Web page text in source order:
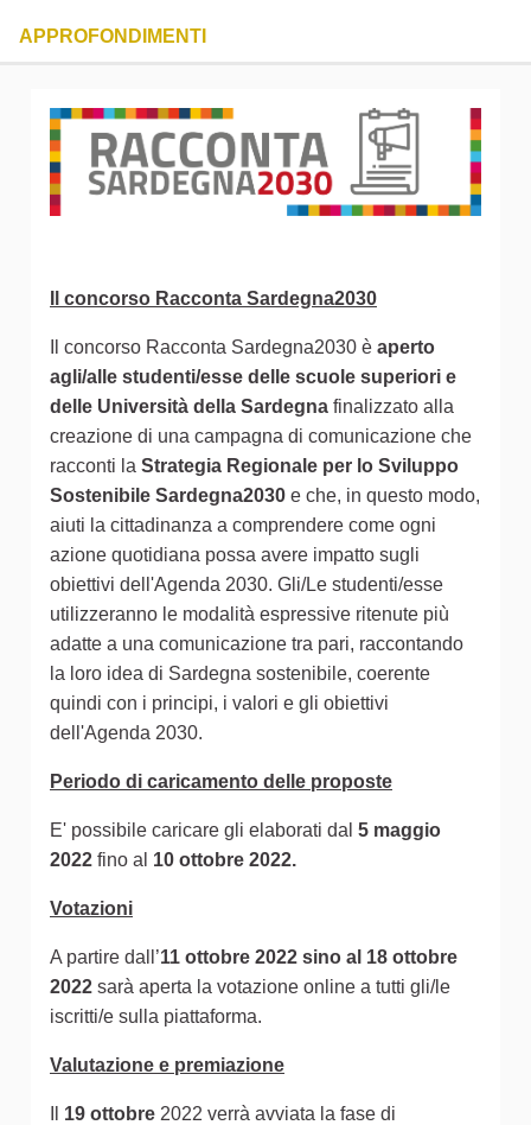
APPROFONDIMENTI
Il concorso Racconta Sardegna2030
Il concorso Racconta Sardegna2030 è aperto
agli/alle studenti/esse delle scuole superiori e
delle Università della Sardegna finalizzato alla
creazione di una campagna di comunicazione che
racconti la Strategia Regionale per lo Sviluppo
Sostenibile Sardegna2030 e che, in questo modo,
aiuti la cittadinanza a comprendere come ogni
azione quotidiana possa avere impatto sugli
obiettivi dell'Agenda 2030. Gli/Le studenti/esse
utilizzeranno le modalità espressive ritenute più
adatte a una comunicazione tra pari, raccontando
la loro idea di Sardegna sostenibile, coerente
quindi con i principi, i valori e gli obiettivi
dell'Agenda 2030.
Periodo di caricamento delle proposte
E' possibile caricare gli elaborati dal 5 maggio
2022 fino al 10 ottobre 2022.
Votazioni
A partire dall’11 ottobre 2022 sino al 18 ottobre
2022 sarà aperta la votazione online a tutti gli/le
iscritti/e sulla piattaforma.
Valutazione e premiazione
19 ottobre 2022 verrà avviata la fase di